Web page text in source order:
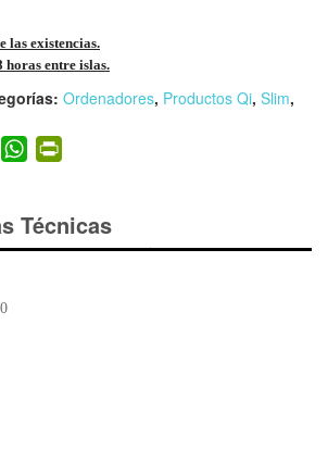
las existencias.
horas entre islas.
Ordenadores, Productos Qi, Slim,
T
wi
W
h
s
A
ri
e
Técnicas